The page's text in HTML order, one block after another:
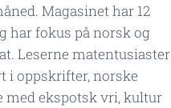
Magasinet har 12
har fokus på norsk og
Leserne matentusiaster
i oppskrifter, norske
med ekspotsk vri, kultur